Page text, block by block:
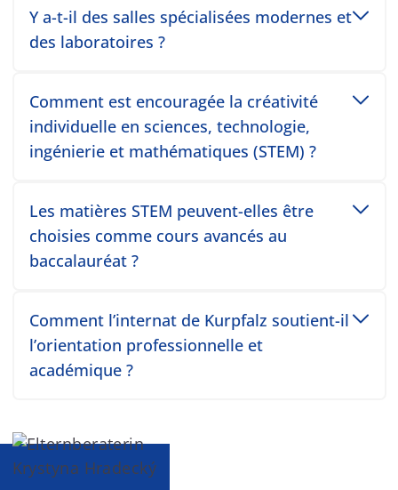
Y a-t-il des salles spécialisées modernes et
des laboratoires ?
Toggle accordion item
Comment est encouragée la créativité
individuelle en sciences, technologie,
ingénierie et mathématiques (STEM) ?
Toggle accordion item
Les matières STEM peuvent-elles être
choisies comme cours avancés au
baccalauréat ?
Toggle accordion item
Comment l’internat de Kurpfalz soutient-il
l’orientation professionnelle et
académique ?
Toggle accordion item